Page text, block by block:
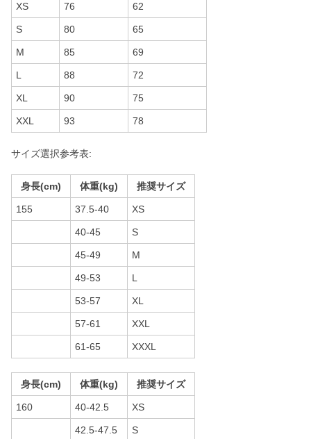
XS 76 62
S 80 65
M 85 69
L 88 72
XL 90 75
XXL 93 78
サイズ選択参考表:
身長(cm) 体重(kg) 推奨サイズ
155 37.5-40 XS
40-45 S
45-49 M
49-53 L
53-57 XL
57-61 XXL
61-65 XXXL
身長(cm) 体重(kg) 推奨サイズ
160 40-42.5 XS
42.5-47.5 S